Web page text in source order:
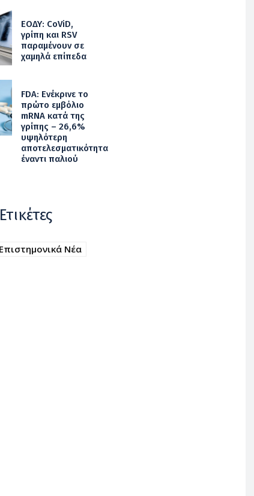
ΕΟΔΥ: CoViD,
γρίπη και RSV
παραμένουν σε
χαμηλά επίπεδα
FDA: Ενέκρινε το
πρώτο εμβόλιο
mRNA κατά της
γρίπης – 26,6%
υψηλότερη
αποτελεσματικότητα
έναντι παλιού
Ετικέτες
Επιστημονικά Νέα